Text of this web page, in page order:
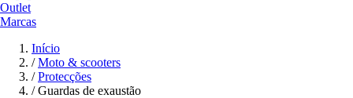
Outlet
Marcas
Início
/ Moto & scooters
/ Protecções
/ Guardas de exaustão